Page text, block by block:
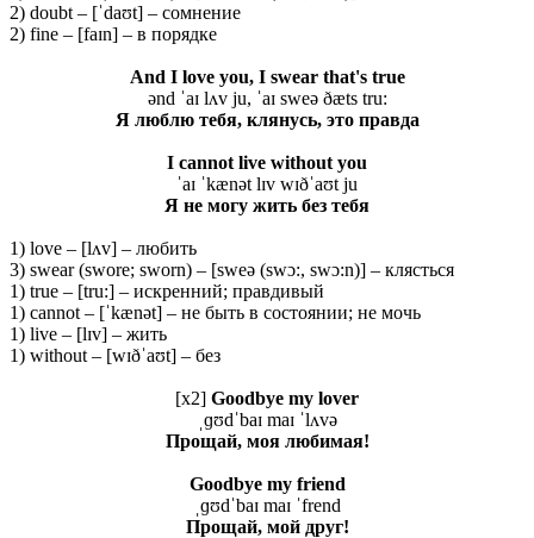
2) doubt – [ˈdaʊt] – сомнение
2) fine – [faɪn] – в порядке
And I love you, I swear that's true
ənd ˈaɪ lʌv ju, ˈaɪ sweə ðæts tru:
Я люблю тебя, клянусь, это правда
I cannot live without you
ˈaɪ ˈkænət lɪv wɪðˈaʊt ju
Я не могу жить без тебя
1) love – [lʌv] – любить
3) swear (swore; sworn) – [sweə (swɔ:, swɔ:n)] – клясться
1) true – [tru:] – искренний; правдивый
1) cannot – [ˈkænət] – не быть в состоянии; не мочь
1) live – [lɪv] – жить
1) without – [wɪðˈaʊt] – без
[x2] Goodbye my lover
ˌɡʊdˈbaɪ maɪ ˈlʌvə
Прощай, моялюбимая!
Goodbye my friend
ˌɡʊdˈbaɪ maɪ ˈfrend
Прощай, мой друг!